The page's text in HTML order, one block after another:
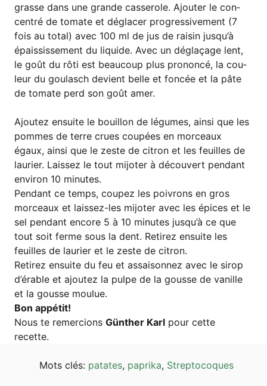
gras­se dans une gran­de cas­se­ro­le. Ajou­ter le con­
cen­tré de toma­te et dég­la­cer pro­gres­si­ve­ment (7
fois au total) avec 100 ml de jus de rai­sin jus­qu’à
épais­sis­se­ment du liqui­de. Avec un dégla­ça­ge lent,
le goût du rôti est beau­coup plus pro­non­cé, la cou­
leur du gou­lasch devi­ent bel­le et fon­cée et la pâte
de toma­te perd son goût amer.
Ajou­tez ensuite le bouil­lon de légu­mes, ain­si que les
pom­mes de terre crues cou­pées en morceaux
égaux, ain­si que le zes­te de citron et les feuilles de
lau­rier. Lais­sez le tout mijo­ter à décou­vert pen­dant
envi­ron 10 minutes.
Pen­dant ce temps, cou­pez les poi­v­rons en gros
morceaux et lais­sez-les mijo­ter avec les épi­ces et le
sel pen­dant enco­re 5 à 10 minu­tes jus­qu’à ce que
tout soit fer­me sous la dent. Reti­rez ensuite les
feuilles de lau­rier et le zes­te de citron.
Reti­rez ensuite du feu et assai­son­nez avec le sirop
d’é­ra­ble et ajou­tez la pul­pe de la gous­se de vanil­le
et la gous­se moulue.
Bon appé­tit!
Nous te remer­ci­ons Gün­ther Karl pour cet­te
recette.
Mots clés: pata­tes, papri­ka, Strep­to­co­ques